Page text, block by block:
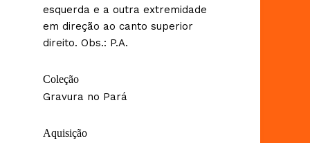
esquerda e a outra extremidade
em direção ao canto superior
direito. Obs.: P.A.
Coleção
Gravura no Pará
Aquisição